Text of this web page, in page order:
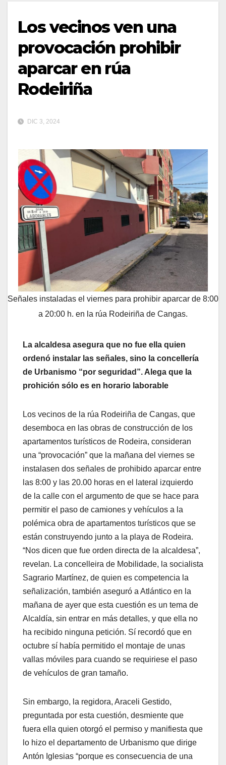
Los vecinos ven una
provocación prohibir
aparcar en rúa
Rodeiriña
DIC 3, 2024
Señales instaladas el viernes para prohibir aparcar de 8:00
a 20:00 h. en la rúa Rodeiriña de Cangas.
La alcaldesa asegura que no fue ella quien
ordenó instalar las señales, sino la concellería
de Urbanismo “por seguridad”. Alega que la
prohición sólo es en horario laborable
Los vecinos de la rúa Rodeiriña de Cangas, que
desemboca en las obras de construcción de los
apartamentos turísticos de Rodeira, consideran
una “provocación” que la mañana del viernes se
instalasen dos señales de prohibido aparcar entre
las 8:00 y las 20.00 horas en el lateral izquierdo
de la calle con el argumento de que se hace para
permitir el paso de camiones y vehículos a la
polémica obra de apartamentos turísticos que se
están construyendo junto a la playa de Rodeira.
“Nos dicen que fue orden directa de la alcaldesa”,
revelan. La concelleira de Mobilidade, la socialista
Sagrario Martínez, de quien es competencia la
señalización, también aseguró a Atlántico en la
mañana de ayer que esta cuestión es un tema de
Alcaldía, sin entrar en más detalles, y que ella no
ha recibido ninguna petición. Sí recordó que en
octubre sí había permitido el montaje de unas
vallas móviles para cuando se requiriese el paso
de vehículos de gran tamaño.
Sin embargo, la regidora, Araceli Gestido,
preguntada por esta cuestión, desmiente que
fuera ella quien otorgó el permiso y manifiesta que
lo hizo el departamento de Urbanismo que dirige
Antón Iglesias “porque es consecuencia de una